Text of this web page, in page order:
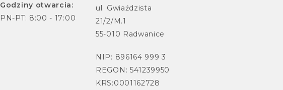
Godziny otwarcia:
PN-PT: 8:00 - 17:00
ul. Gwiaździsta
21/2/M.1
55-010 Radwanice
NIP: 896164 999 3
REGON: 541239950
KRS:0001162728